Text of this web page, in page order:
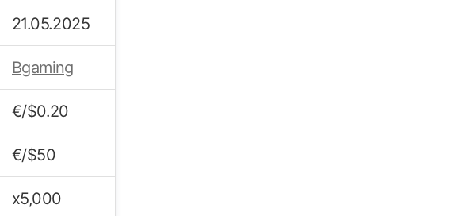
21.05.2025
Bgaming
€/$0.20
€/$50
x5,000